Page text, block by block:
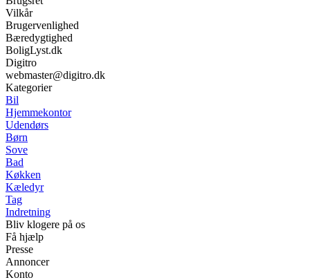
Vilkår
Brugervenlighed
Bæredygtighed
BoligLyst.dk
Digitro
webmaster@digitro.dk
Kategorier
Bil
Hjemmekontor
Udendørs
Børn
Sove
Bad
Køkken
Kæledyr
Tag
Indretning
Bliv klogere på os
Få hjælp
Presse
Annoncer
Konto